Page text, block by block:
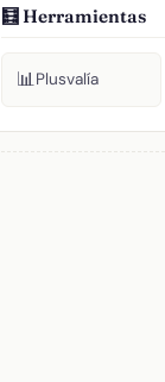
🧮 Herramientas
📊Plusvalía